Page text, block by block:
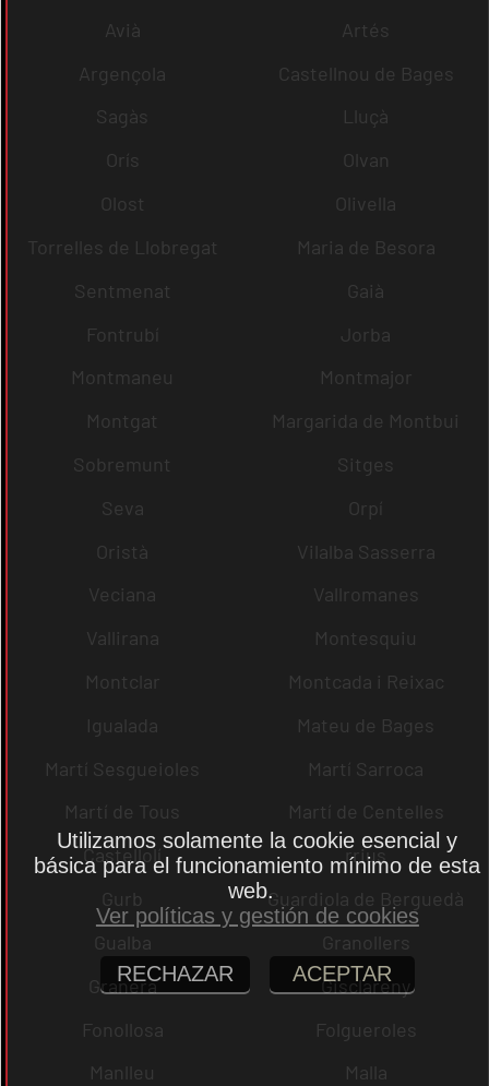
Avià
Artés
Argençola
Castellnou de Bages
Sagàs
Lluçà
Orís
Olvan
Olost
Olivella
Torrelles de Llobregat
Maria de Besora
Sentmenat
Gaià
Fontrubí
Jorba
Montmaneu
Montmajor
Montgat
Margarida de Montbui
Sobremunt
Sitges
Seva
Orpí
Oristà
Vilalba Sasserra
Veciana
Vallromanes
Vallirana
Montesquiu
Montclar
Montcada i Reixac
Igualada
Mateu de Bages
Martí Sesgueioles
Martí Sarroca
Martí de Tous
Martí de Centelles
Castellolí
rrius
Gurb
Guardiola de Berguedà
Gualba
Granollers
Granera
Gisclareny
Fonollosa
Folgueroles
Manlleu
Malla
Utilizamos solamente la cookie esencial y
básica para el funcionamiento mínimo de esta
web.
Ver políticas y gestión de cookies
RECHAZAR ACEPTAR